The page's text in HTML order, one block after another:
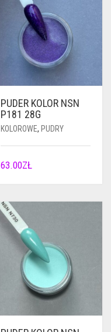
PUDER KOLOR NSN
P181 28G
KOLOROWE, PUDRY
63.00ZŁ